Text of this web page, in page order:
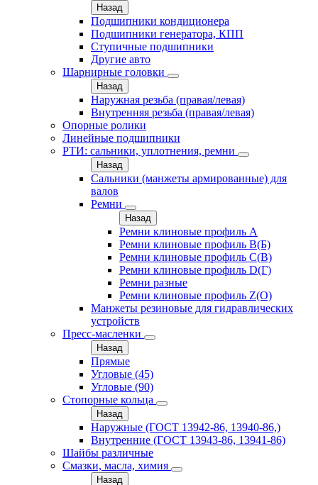
Назад
Подшипники кондиционера
Подшипники генератора, КПП
Ступичные подшипники
Другие авто
Шарнирные головки
Назад
Наружная резьба (правая/левая)
Внутренняя резьба (правая/левая)
Опорные ролики
Линейные подшипники
РТИ: сальники, уплотнения, ремни
Назад
Сальники (манжеты армированные) для
валов
Ремни
Назад
Ремни клиновые профиль A
Ремни клиновые профиль B(Б)
Ремни клиновые профиль C(В)
Ремни клиновые профиль D(Г)
Ремни разные
Ремни клиновые профиль Z(О)
Манжеты резиновые для гидравлических
устройств
Пресс-масленки
Назад
Прямые
Угловые (45)
Угловые (90)
Стопорные кольца
Назад
Наружные (ГОСТ 13942-86, 13940-86,)
Внутренние (ГОСТ 13943-86, 13941-86)
Шайбы различные
Смазки, масла, химия
Назад